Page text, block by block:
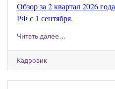
Обзор за 2 квартал 2026
РФ с 1 сентября.
Читать далее…
Кадровик